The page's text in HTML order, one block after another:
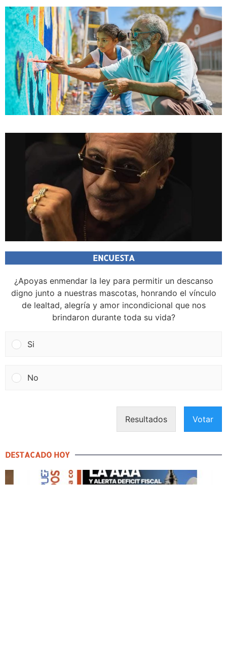
ENCUESTA
¿Apoyas enmendar la ley para permitir un descanso
digno junto a nuestras mascotas, honrando el vínculo
de lealtad, alegría y amor incondicional que nos
brindaron durante toda su vida?
Si
No
Resultados Votar
DESTACADO HOY